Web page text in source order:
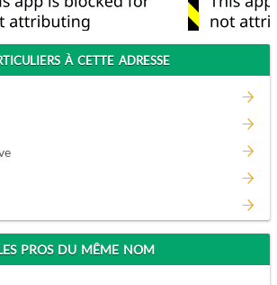
À CETTE ADRESSE
PROS DU MÊME NOM